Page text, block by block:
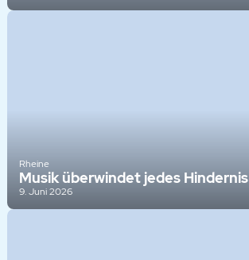
Rheine
Musik überwindet jedes Hindernis
9. Juni 2026